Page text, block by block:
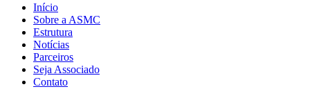
Início
Sobre a ASMC
Estrutura
Notícias
Parceiros
Seja Associado
Contato